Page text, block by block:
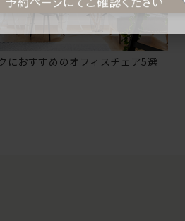
におすすめのオフィスチェア5選